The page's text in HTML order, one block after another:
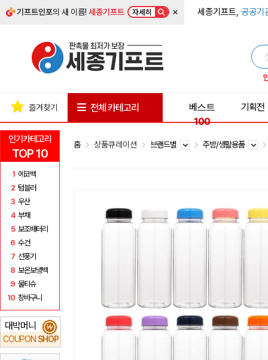
기프트인포의 새 이름!세종기프트 자세히 × 세종기프트, 공공기
인기카테고리
TOP 10
1 에코백
2 텀블러
3 우산
4 부채
5 보조배터리
6 수건
7 선풍기
8 보온보냉백
9 물티슈
10 장바구니
대박머니
COUPON SHOP
₩
즐겨찾기 전체 카테고리
베스트
100
기획전
홈 상품큐레이션 브랜드별 주방/생활용품